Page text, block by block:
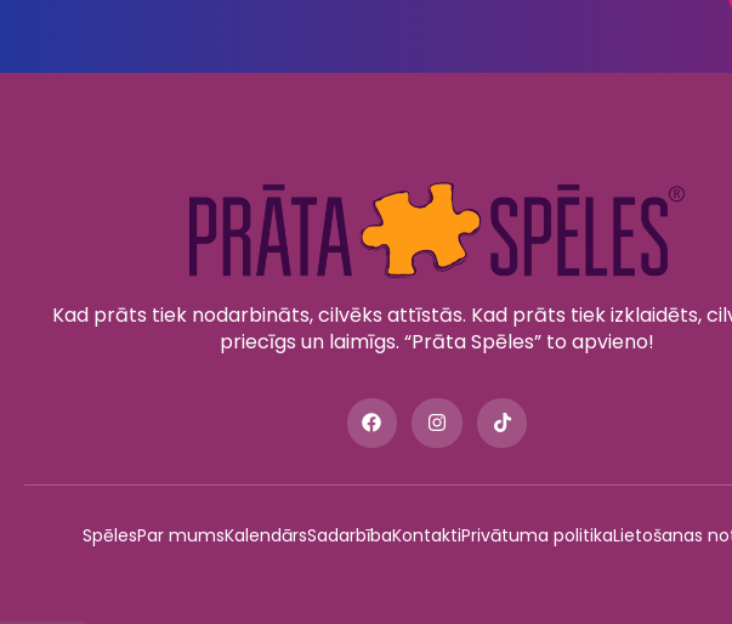
Kad prāts tiek nodarbināts, cilvēks attīstās. Kad prāts tiek izklaidēts,
priecīgs un laimīgs. “Prāta Spēles” to apvieno!
SpēlesPar mumsKalendārsSadarbībaKontaktiPrivātuma politikaLietošanas